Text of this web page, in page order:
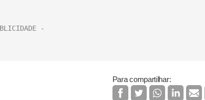
Para compartilhar: